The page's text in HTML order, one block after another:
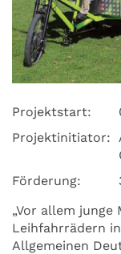
Projektstart:
Projektinitiator:
Förderung:
„Vor allem junge
Leihfahrrädern
Allgemeinen